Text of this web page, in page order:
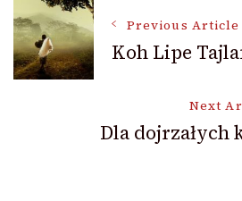
Post
Navigation
Previous Article
Koh Lipe
Next
Dla dojrzałych